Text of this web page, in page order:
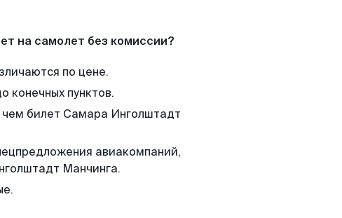
на самолет без комиссии?
по цене.
конечных пунктов.
чем билет Самара Инголштадт
авиакомпаний,
Манчинга.